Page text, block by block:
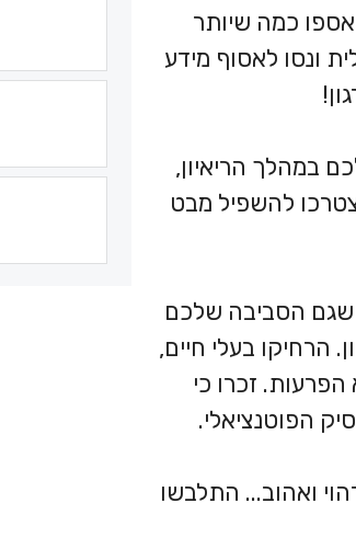
ואספו כמה שיותר
ונסו לאסוף מידע
במהלך הריאיון,
להשפיל מבט
שגם הסביבה שלכם
הרחיקו בעלי חיים,
זכרו כי
הפוטנציאלי.
ואהוב... התלבשו